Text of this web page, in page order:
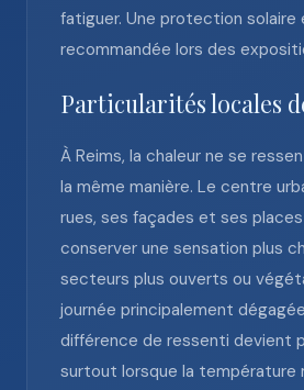
fatiguer. Une protection solaire
recommandée lors des
Particularités locales
À Reims, la chaleur ne se
la même manière. Le centre
rues, ses façades et ses
conserver une sensation plus
secteurs plus ouverts ou
journée principalement
différence de ressenti devient
surtout lorsque la température